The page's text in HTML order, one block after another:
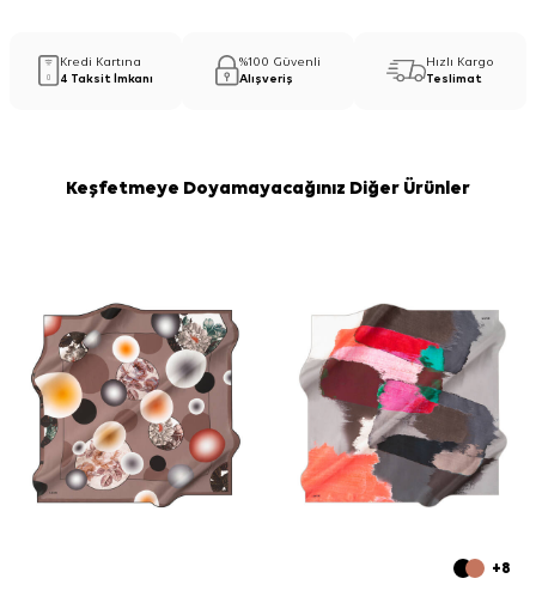
Kredi Kartına
4 Taksit İmkanı
%100 Güvenli
Alışveriş
Hızlı Kargo
Teslimat
Keşfetmeye Doyamayacağınız Diğer Ürünler
+8